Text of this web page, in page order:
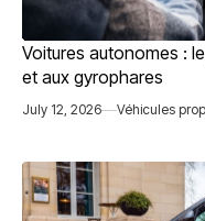
Voitures autonomes :
et aux gyrophares
July 12, 2026 Véhicules